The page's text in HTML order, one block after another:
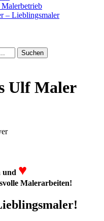
Malerbetrieb
– Lieblingsmaler
Suchen
Ulf Maler
und ♥
Malerarbeiten!